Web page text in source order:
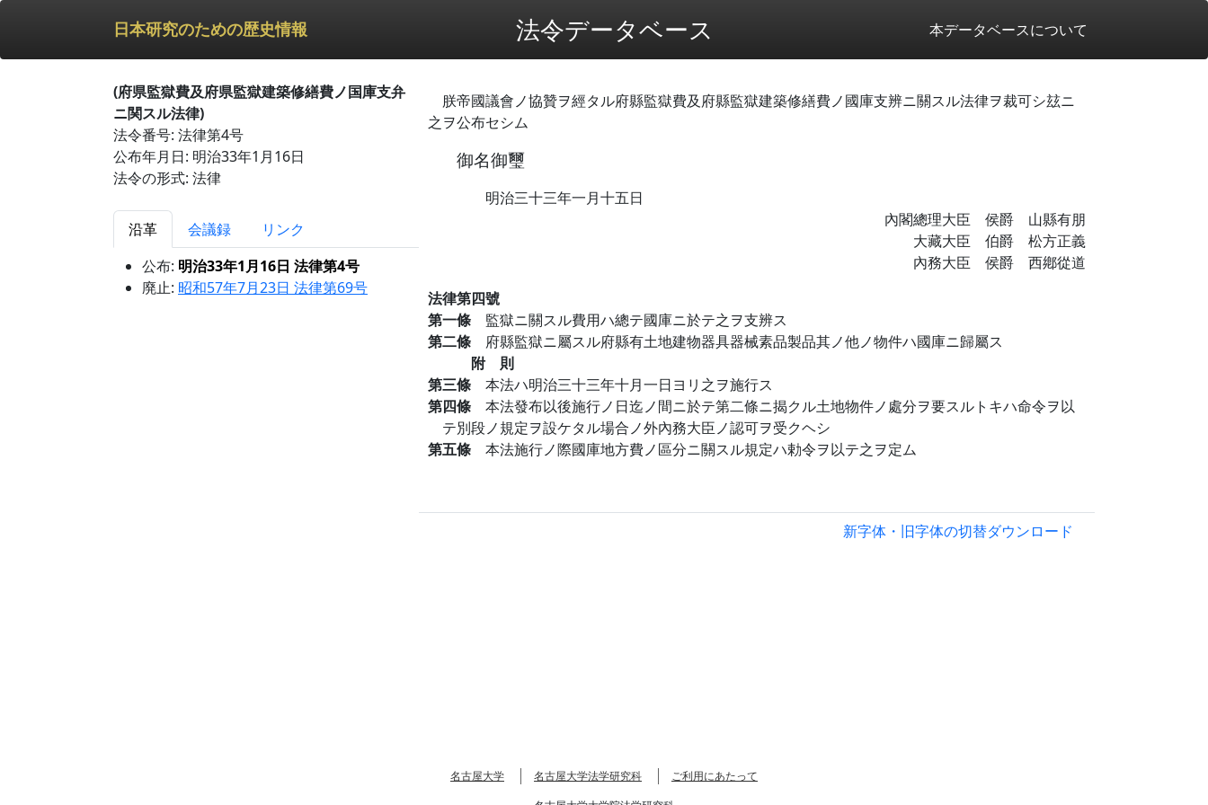
日本研究のための歴史情報 法令データベース 本データベースについて
(府県監獄費及府県監獄建築修繕費ノ国庫支弁
ニ関スル法律)
法令番号: 法律第4号
公布年月日: 明治33年1月16日
法令の形式: 法律
沿革 会議録
リンク
公布: 明治33年1月16日 法律第4号
廃止: 昭和57年7月23日 法律第69号
朕帝國議會ノ協贊ヲ經タル府縣監獄費及府縣監獄建築修繕費ノ國庫支辨ニ關スル法律ヲ裁可シ玆ニ
之ヲ公布セシム
御名御璽
明治三十三年一月十五日
內閣總理大臣 侯爵 山縣有朋
大藏大臣 伯爵 松方正義
內務大臣 侯爵 西鄕從道
法律第四號
第一條 監獄ニ關スル費用ハ總テ國庫ニ於テ之ヲ支辨ス
第二條 府縣監獄ニ屬スル府縣有土地建物器具器械素品製品其ノ他ノ物件ハ國庫ニ歸屬ス
附 則
第三條 本法ハ明治三十三年十月一日ヨリ之ヲ施行ス
第四條 本法發布以後施行ノ日迄ノ間ニ於テ第二條ニ揭クル土地物件ノ處分ヲ要スルトキハ命令ヲ以
テ別段ノ規定ヲ設ケタル場合ノ外內務大臣ノ認可ヲ受クヘシ
第五條 本法施行ノ際國庫地方費ノ區分ニ關スル規定ハ勅令ヲ以テ之ヲ定ム
新字体・旧字体の切替ダウンロード
名古屋大学 名古屋大学法学研究科
ご利用にあたって